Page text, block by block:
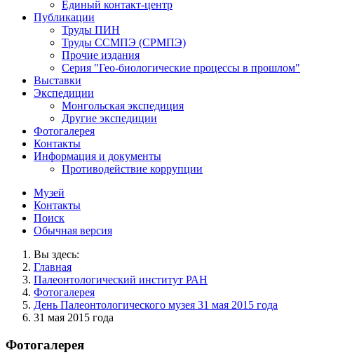
Единый контакт-центр
Публикации
Труды ПИН
Труды ССМПЭ (СРМПЭ)
Прочие издания
Серия "Гео-биологические процессы в прошлом"
Выставки
Экспедиции
Монгольская экспедиция
Другие экспедиции
Фотогалерея
Контакты
Информация и документы
Противодействие коррупции
Музей
Контакты
Поиск
Обычная версия
Вы здесь:
Главная
Палеонтологический институт РАН
Фотогалерея
День Палеонтологического музея 31 мая 2015 года
31 мая 2015 года
Фотогалерея